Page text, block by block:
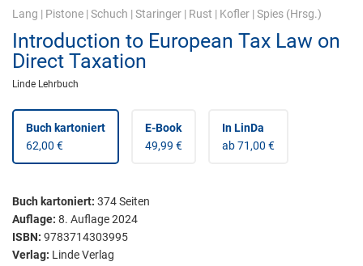
Lang | Pistone | Schuch | Staringer | Rust | Kofler | Spies (Hrsg.)
Introduction to European Tax Law on
Direct Taxation
Linde Lehrbuch
Buch kartoniert
62,00 €
E-Book
49,99 €
In LinDa
ab 71,00 €
Buch kartoniert: 374Seiten
Auflage: 8. Auflage 2024
ISBN: 9783714303995
Verlag: Linde Verlag